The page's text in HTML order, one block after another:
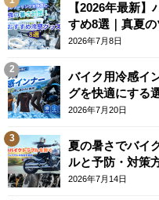
【2026年最新
すめ8選｜真夏
テム
2026年7月8日
バイク用冷感イ
グを快適にする
2026年7月20日
夏の暑さでバイ
ルと予防・対策
2026年7月14日